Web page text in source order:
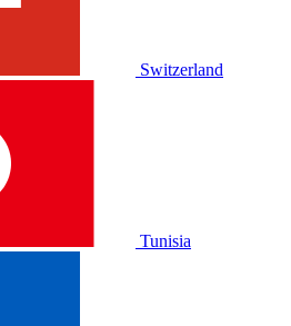
Switzerland
Tunisia